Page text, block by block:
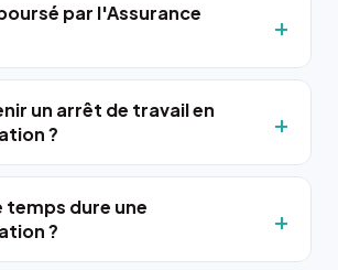
par l'Assurance
un arrêt de travail en
?
temps dure une
?